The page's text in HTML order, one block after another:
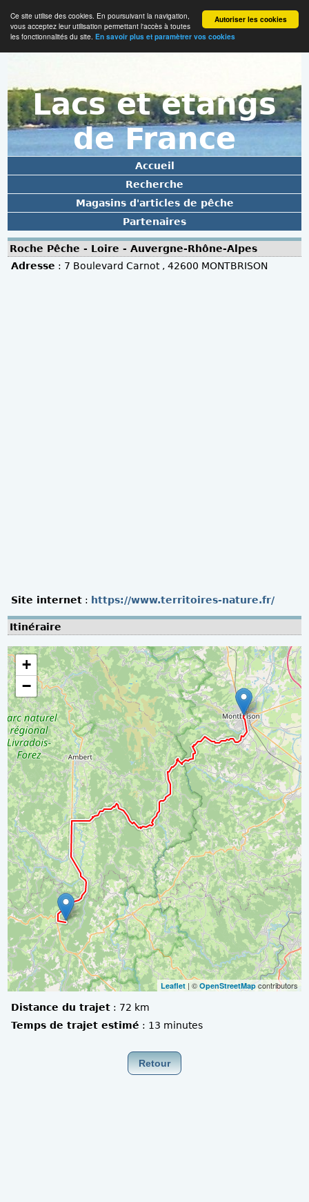
Autoriser les cookies
Ce site utilise des cookies. En poursuivant la navigation,
vous acceptez leur utilisation permettant l'accès à toutes
les fonctionnalités du site. En savoir plus et paramètrer vos cookies
Lacs et étangs
de France
Accueil
Recherche
Magasins d'articles de pêche
Partenaires
Roche Pêche - Loire - Auvergne-Rhône-Alpes
Adresse : 7 Boulevard Carnot , 42600 MONTBRISON
Site internet : https://www.territoires-nature.fr/
Itinéraire
+
−
Leaflet| © OpenStreetMapcontributors
Distance du trajet : 72 km
Temps de trajet estimé : 13 minutes
Retour